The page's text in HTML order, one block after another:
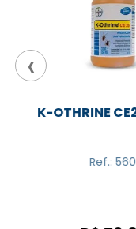
K-OTHRINE
Ref.:
‹